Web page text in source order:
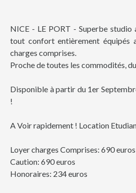
NICE - LE PORT - Superbe studio
tout confort entièrement équipés
charges comprises.
Proche de toutes les commodités,
Disponible à partir du 1er
!
A Voir rapidement ! Location
Loyer charges Comprises: 690 euros
Caution: 690 euros
Honoraires: 234 euros